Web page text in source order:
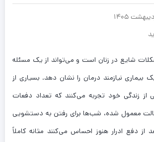
شایع در زنان است و می‌تواند از یک مسئله
نیازمند درمان را نشان دهد. بسیاری از
از زندگی خود تجربه می‌کنند که تعداد دفعات
حالت معمول شده، شب‌ها برای رفتن به دستشویی
از دفع ادرار هنوز احساس می‌کنند مثانه کاملاً